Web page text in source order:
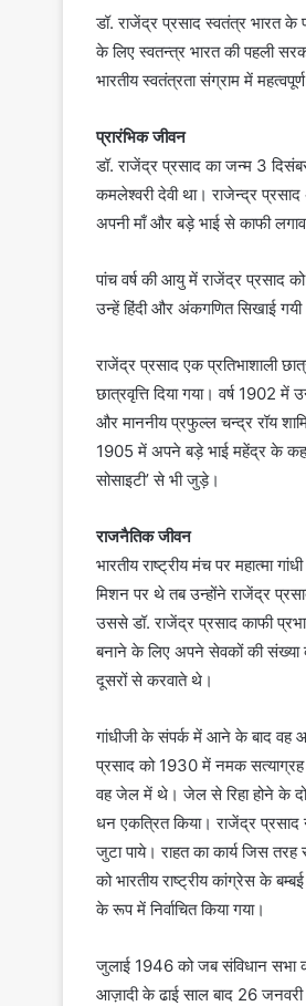
डॉ. राजेंद्र प्रसाद स्वतंत्र भारत
के लिए स्वतन्त्र भारत की पहली
भारतीय स्वतंत्रता संग्राम में
प्रारंभिक जीवन
डॉ. राजेंद्र प्रसाद का जन्म 3
कमलेश्वरी देवी था। राजेन्द्र
अपनी माँ और बड़े भाई से काफी
पांच वर्ष की आयु में राजेंद्र प्रसाद
उन्हें हिंदी और अंकगणित सिखाई
राजेंद्र प्रसाद एक प्रतिभाशाली
छात्रवृत्ति दिया गया। वर्ष 1902
और माननीय प्रफुल्ल चन्द्र रॉय
1905 में अपने बड़े भाई महेंद्र के
सोसाइटी’ से भी जुड़े।
राजनैतिक जीवन
भारतीय राष्ट्रीय मंच पर महात्मा
मिशन पर थे तब उन्होंने राजेंद्र
उससे डॉ. राजेंद्र प्रसाद काफी
बनाने के लिए अपने सेवकों की
दूसरों से करवाते थे।
गांधीजी के संपर्क में आने के बाद वह
प्रसाद को 1930 में नमक सत्याग्रह
वह जेल में थे। जेल से रिहा होने के
धन एकत्रित किया। राजेंद्र प्रसाद
जुटा पाये। राहत का कार्य जिस
को भारतीय राष्ट्रीय कांग्रेस के
के रूप में निर्वाचित किया गया।
जुलाई 1946 को जब संविधान सभा
आज़ादी के ढाई साल बाद 26
उद्धव
ठाकरे
समाज
के
नव
निर्माण
के
संगठनों
की
महत्वपूर्ण
भूमिका-
सज्जनसिंह
वर्मा